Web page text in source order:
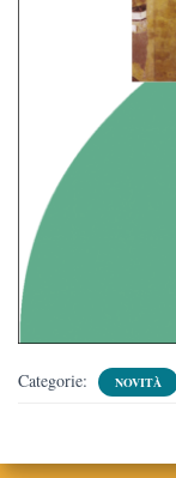
Categorie: NOVITÀ